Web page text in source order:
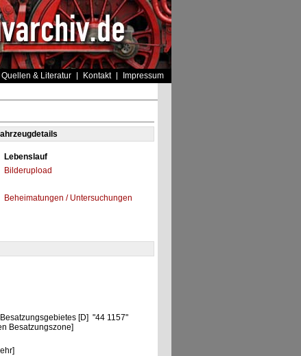
Quellen & Literatur Kontakt Impressum
Lebenslauf
Bilderupload
Beheimatungen / Untersuchungen
[D] "44 1157"
Besatzungszone]